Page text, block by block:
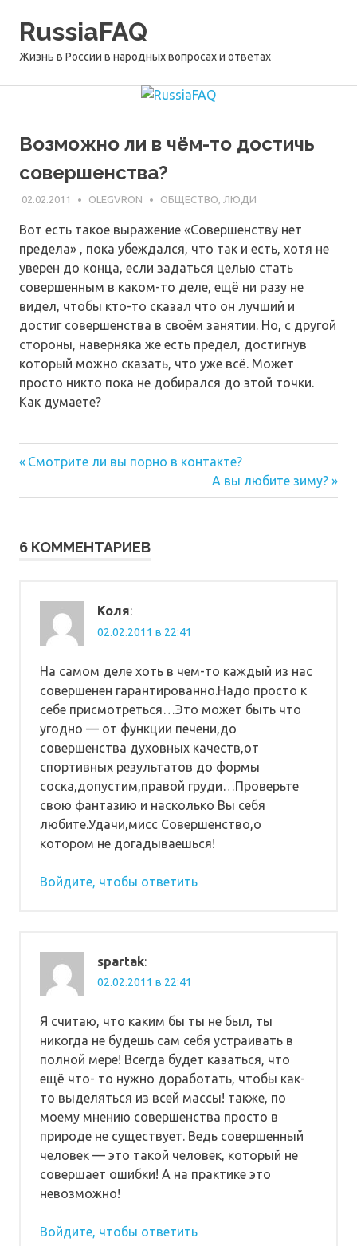
RussiaFAQ
Жизнь в России в народных вопросах и ответах
Возможно ли в чём-то достичь
совершенства?
02.02.2011 OLEGVRON ОБЩЕСТВО, ЛЮДИ
Вот есть такое выражение «Совершенству нет
предела» , пока убеждался, что так и есть, хотя не
уверен до конца, если задаться целью стать
совершенным в каком-то деле, ещё ни разу не
видел, чтобы кто-то сказал что он лучший и
достиг совершенства в своём занятии. Но, с другой
стороны, наверняка же есть предел, достигнув
который можно сказать, что уже всё. Может
просто никто пока не добирался до этой точки.
Как думаете?
Навигация
по
Предыдущая
Смотрите ли вы порно в контакте?
Следующая
запись:
А вы любите зиму?
6 КОММЕНТАРИЕВ
Коля:
02.02.2011 в 22:41
На самом деле хоть в чем-то каждый из нас
совершенен гарантированно.Надо просто к
себе присмотреться…Это может быть что
угодно — от функции печени,до
совершенства духовных качеств,от
спортивных результатов до формы
соска,допустим,правой груди…Проверьте
свою фантазию и насколько Вы себя
любите.Удачи,мисс Совершенство,о
котором не догадываешься!
Войдите, чтобы ответить
spartak:
02.02.2011 в 22:41
Я считаю, что каким бы ты не был, ты
никогда не будешь сам себя устраивать в
полной мере! Всегда будет казаться, что
ещё что- то нужно доработать, чтобы как-
то выделяться из всей массы! также, по
моему мнению совершенства просто в
природе не существует. Ведь совершенный
человек — это такой человек, который не
совершает ошибки! А на практике это
невозможно!
Войдите, чтобы ответить